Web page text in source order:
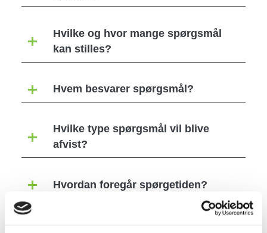
Hvilke og hvor mange spørgsmål
kan stilles?
Hvem besvarer spørgsmål?
Hvilke type spørgsmål vil blive
afvist?
Hvordan foregår spørgetiden?
Image